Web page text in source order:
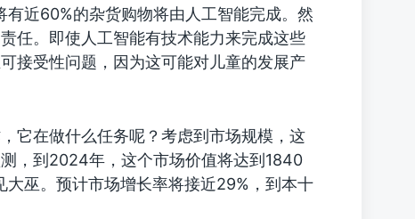
近60%的杂货购物将由人工智能完成。然
任。即使人工智能有技术能力来完成这些
接受性问题，因为这可能对儿童的发展产
它在做什么任务呢？考虑到市场规模，这
，到2024年，这个市场价值将达到1840
巫。预计市场增长率将接近29%，到本十